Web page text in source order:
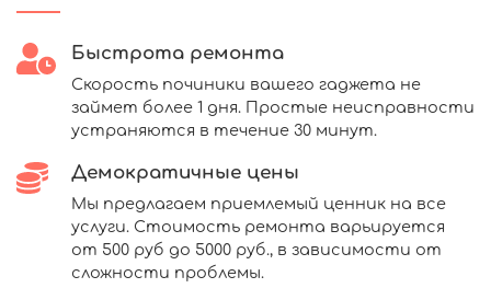
Быстрота ремонта
Скорость починики вашего гаджета не
займет более 1 дня. Простые неисправности
устраняются в течение 30 минут.
Демократичные цены
Мы предлагаем приемлемый ценник на все
услуги. Стоимость ремонта варьируется
от 500 руб до 5000 руб., в зависимости от
сложности проблемы.